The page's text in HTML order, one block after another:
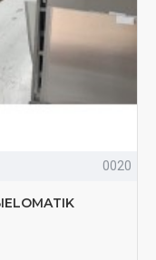
0020